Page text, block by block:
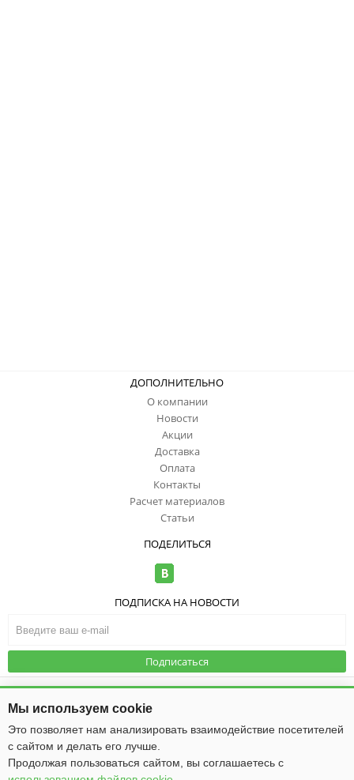
ДОПОЛНИТЕЛЬНО
О компании
Новости
Акции
Доставка
Оплата
Контакты
Расчет материалов
Статьи
ПОДЕЛИТЬСЯ
ПОДПИСКА НА НОВОСТИ
Подписаться
© ООО "ИзоТоп", 2006-2026. Все права
защищены. Информация сайта
защищена законом об авторских
правах.
Общество с ограниченной ответственностью «ИзоТоп»
ИНН 5256084834
ОГРН 1085256009475
Мы используем cookie
Это позволяет нам анализировать взаимодействие посетителей
с сайтом и делать его лучше.
Продолжая пользоваться сайтом, вы соглашаетесь с